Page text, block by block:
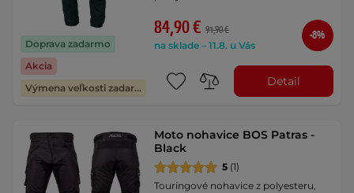
Doprava zadarmo
Akcia
Výmena veľkosti zadarmo
84,90 € 91,90 €
na sklade – 11.8. u Vás
-8%
Detail
Moto nohavice BOS Patras -
Black
5 (1)
Touringové nohavice z polyesteru,